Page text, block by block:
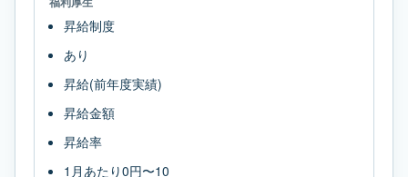
昇給制度
あり
昇給(前年度実績)
昇給金額
昇給率
1月あたり0円〜10